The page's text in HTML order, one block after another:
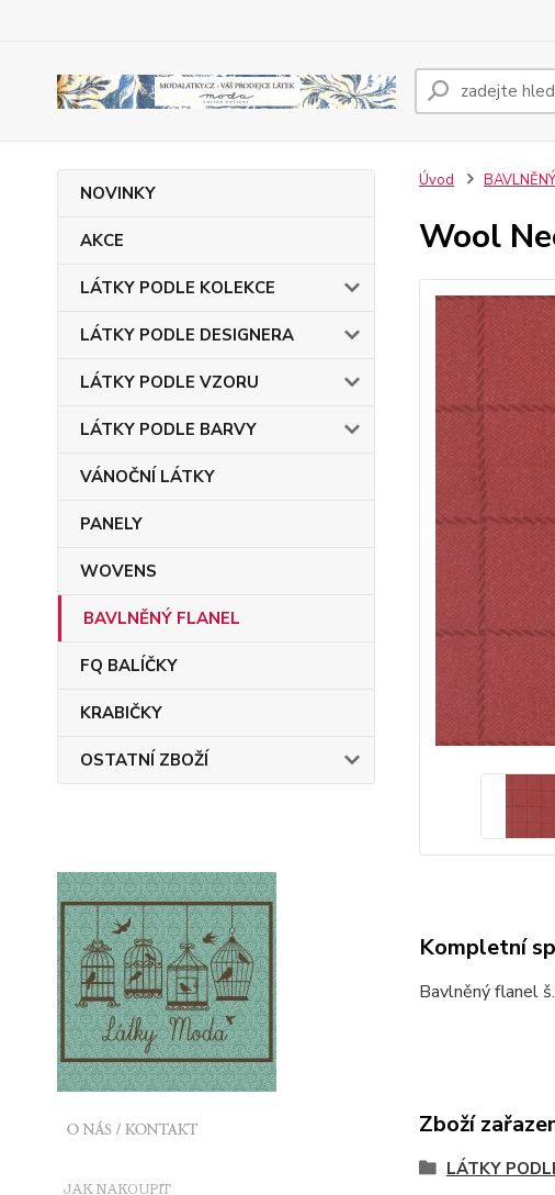
NOVINKY
AKCE
LÁTKY PODLE KOLEKCE
LÁTKY PODLE DESIGNERA
LÁTKY PODLE VZORU
LÁTKY PODLE BARVY
VÁNOČNÍ LÁTKY
PANELY
WOVENS
BAVLNĚNÝ FLANEL
FQ BALÍČKY
KRABIČKY
OSTATNÍ ZBOŽÍ
Úvod
Wool
Kompletní
Bavlněný flanel
Zboží
LÁTKY